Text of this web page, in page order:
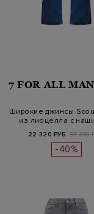
7 FOR ALL
Широкие джинсы
из лиоцелла с
22 320 РУБ. 37 200
-40%